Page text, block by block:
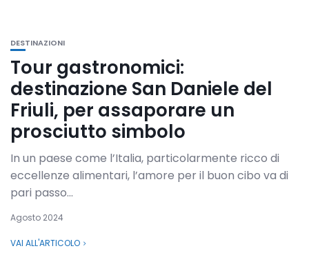
DESTINAZIONI
Tour gastronomici:
destinazione San Daniele del
Friuli, per assaporare un
prosciutto simbolo
In un paese come l’Italia, particolarmente ricco di
eccellenze alimentari, l’amore per il buon cibo va di
pari passo...
Agosto 2024
VAI ALL'ARTICOLO